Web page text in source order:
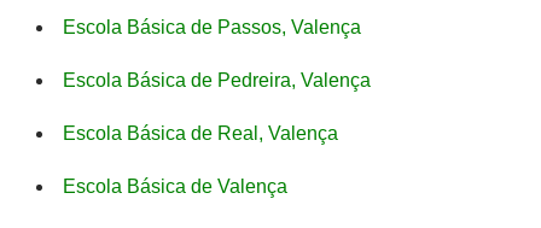
Escola Básica de Passos, Valença
Escola Básica de Pedreira, Valença
Escola Básica de Real, Valença
Escola Básica de Valença